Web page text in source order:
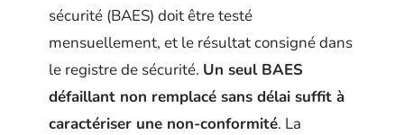
sécurité (BAES) doit être testé
mensuellement, et le résultat consigné dans
le registre de sécurité. Un seul BAES
défaillant non remplacé sans délai suffit à
caractériser une non-conformité. La